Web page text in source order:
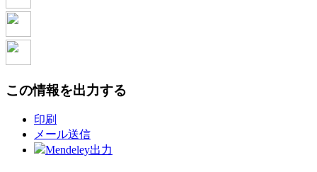
この情報を出力する
印刷
メール送信
Mendeley出力